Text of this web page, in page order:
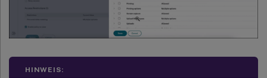
HINWEIS: